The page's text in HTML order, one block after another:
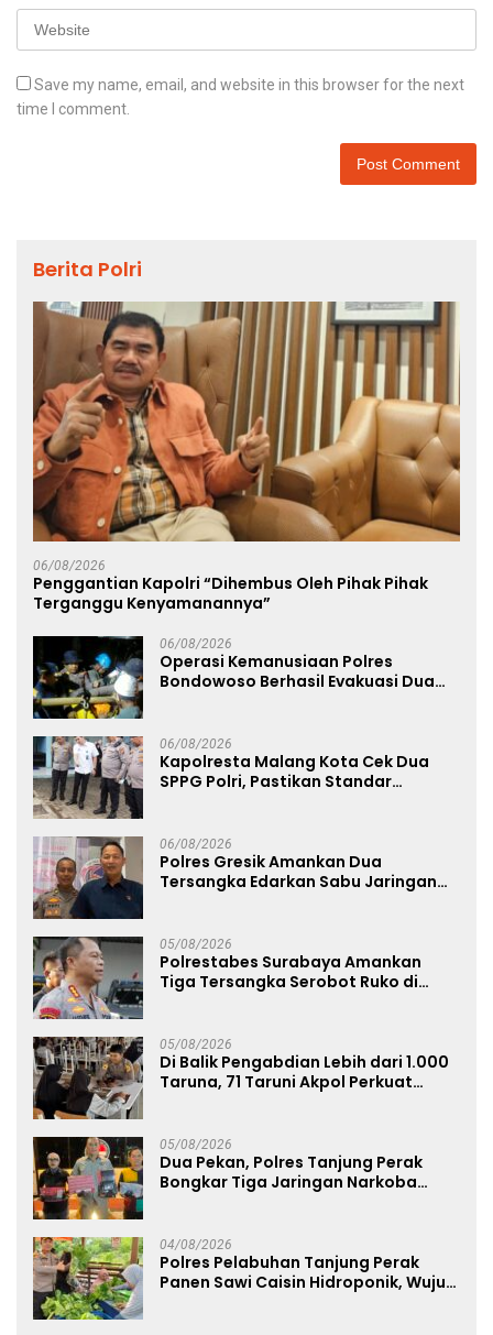
Save my name, email, and website in this browser for the next
time I comment.
Berita Polri
06/08/2026
Penggantian Kapolri “Dihembus Oleh Pihak Pihak
Terganggu Kenyamanannya”
06/08/2026
Operasi Kemanusiaan Polres
Bondowoso Berhasil Evakuasi Dua
06/08/2026
Kapolresta Malang Kota Cek Dua
SPPG Polri, Pastikan Standar
06/08/2026
Polres Gresik Amankan Dua
Tersangka Edarkan Sabu Jaringan
05/08/2026
Polrestabes Surabaya Amankan
Tiga Tersangka Serobot Ruko di
05/08/2026
Di Balik Pengabdian Lebih dari 1.000
Taruna, 71 Taruni Akpol Perkuat
05/08/2026
Dua Pekan, Polres Tanjung Perak
Bongkar Tiga Jaringan Narkoba
04/08/2026
Polres Pelabuhan Tanjung Perak
Panen Sawi Caisin Hidroponik, Wujud